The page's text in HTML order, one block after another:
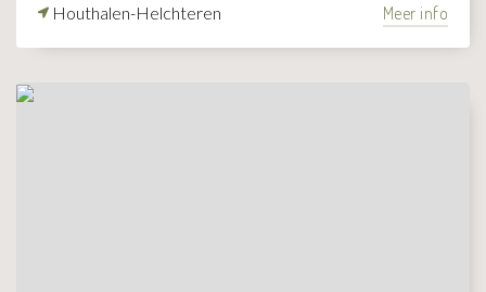
Houthalen-Helchteren Meer info